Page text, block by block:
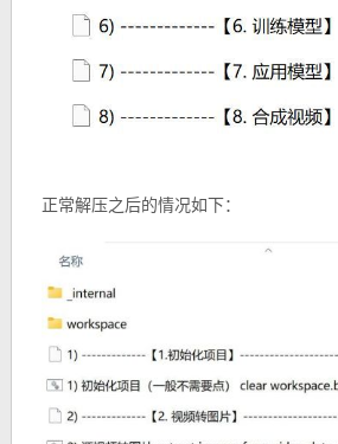
正常解压之后的情况如下：